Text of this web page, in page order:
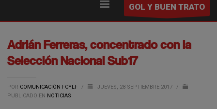
GOL Y BUEN TRATO
Adrián Ferreras, concentrado con la
Selección Nacional Sub17
POR COMUNICACIÓN FCYLF / JUEVES, 28 SEPTIEMBRE 2017
/
PUBLICADO EN NOTICIAS